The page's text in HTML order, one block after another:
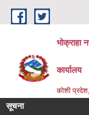
Skip to main content
भोक्राहा
कार्यालय
कोशी
सूचना